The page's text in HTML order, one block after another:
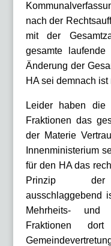
nach der
mit der
gesamte
Änderung der
HA sei demnach
Leider haben die
Fraktionen das
der Materie
Innenministerium
für den HA das
Prinzip der
ausschlaggebend
Mehrheits- und
Fraktionen